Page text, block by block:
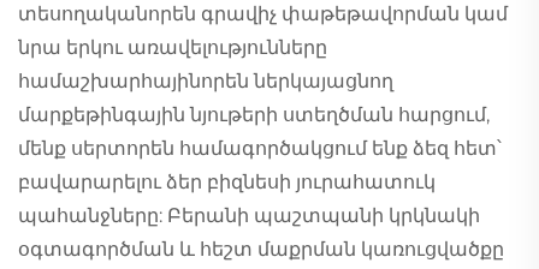
տեսողականորեն գրավիչ փաթեթավորման կամ
նրա երկու առավելությունները
համաշխարհայինորեն ներկայացնող
մարքեթինգային նյութերի ստեղծման հարցում,
մենք սերտորեն համագործակցում ենք ձեզ հետ՝
բավարարելու ձեր բիզնեսի յուրահատուկ
պահանջները: Բերանի պաշտպանի կրկնակի
օգտագործման և հեշտ մաքրման կառուցվածքը